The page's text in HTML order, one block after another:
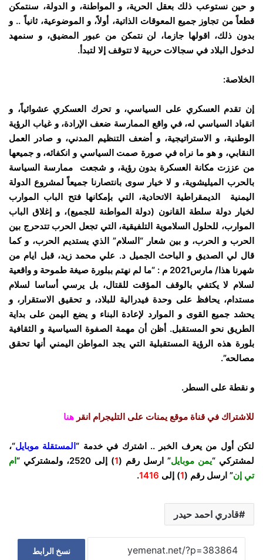
و حين نستوعب ذلك بعقل الحرية، و المواطنة، و الدولة، سنتمكن
قطعاً من تجاوز جميع المعوقات الذاتية، أولاً، و الموضوعية، ثانياً .. و
بدون ذلك، اقولها جازما، لن نتمكن من عبور المضيق، و سنمهد
لدخول البلاد في سجالات حربية لا تتوقف إلا لتبدأ.
الخلاصة:
إن تقدم العسكري على السياسي، و تحرك العسكري عشوائياً، و
انقياد السياسي له، في واقع الممارسة ضعف الإرادة، و غياب الرؤية
الوطنية، و الاستراتيجية، و أضعف التنظيم المدني، و صادر العمل
النقابي، و هو ما نراه في صورة صمت السياسي و انكفائه، و جميعها
من عززت مكانة العسكرة بدون رؤية، و شجعت ممارسة السياسة
بالحرب الميليشوية، و لا خيار سوى بانتصارنا جميعاً لمشروع الدولة
اليمنية الديمقراطية الاتحادية، التي بإمكانها فتح الباب الموارب
لخيار دولة سلطة القانون (دولة المواطنة للجميع)، و إغلاق الباب
الموارب، للحلول السلاموية التلفيقية، التي تجعل الحرب تتدحرج بين
الحرب و الحرب، و بين شعار “السلام” الذي يستديم الحرب، و كما
قال لي الصديق و الباحث الجميل د. علي محمد زيد، قبل ايام من
شهرنا هذا/ مارس2021 م : “ما لم نهتم ببلورة صيغة طموحة و واقعية
لسلام لا يكتفي بالوقف المؤقت للقتال، بل يرسي أساسا لسلام
مستدام، يحافظ على وحدة فيدرالية للبلاد، و تحقيق الاستقرار، و
يحشد جميع القوى و الموارد لإعادة البناء و يضع اليمن على بداية
الطريق نحو المستقبل. أظن أن مهمة الصفوة السياسية و الثقافية
بلورة هذه الرؤية المستقبلية التي يجد المواطن اليمني أنها تحقق
مصالحه”.
و نقطة على السطر.
للاشتراك في قناة موقع يمنات على التليجرام انقر هنا
لتكن أول من يعرف الخبر .. اشترك في خدمة “المستقلة موبايل“،
لمشتركي “يمن موبايل” ارسل رقم (1) إلى 2520، ولمشتركي “ام
تي إن” ارسل رقم (1) إلى 1416
.
قادري احمد حيدر
نسخ الرابط